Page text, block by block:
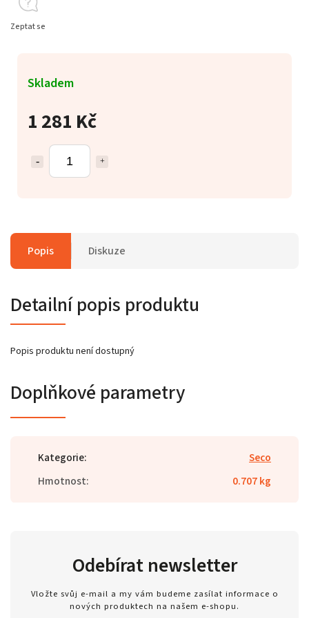
1 281 Kč
Skladem
Zeptat se
Popis Diskuze
Detailní popis produktu
Popis produktu není dostupný
Doplňkové parametry
Kategorie:
Seco
Hmotnost: 0.707 kg
Odebírat newsletter
Vložte svůj e-mail a my vám budeme zasílat informace o
nových produktech na našem e-shopu.